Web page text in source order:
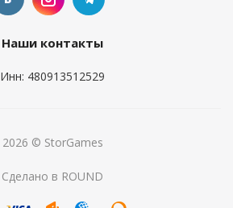
Наши контакты
Инн: 480913512529
2026 © StorGames
Сделано в ROUND